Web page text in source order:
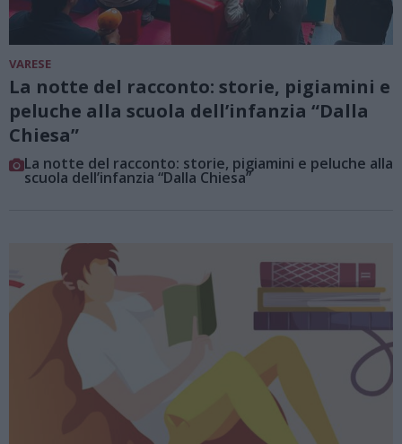
VARESE
La notte del racconto: storie, pigiamini e
peluche alla scuola dell’infanzia “Dalla
Chiesa”
La notte del racconto: storie, pigiamini e peluche alla
scuola dell’infanzia “Dalla Chiesa”